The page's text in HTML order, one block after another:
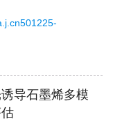
导石墨烯多模